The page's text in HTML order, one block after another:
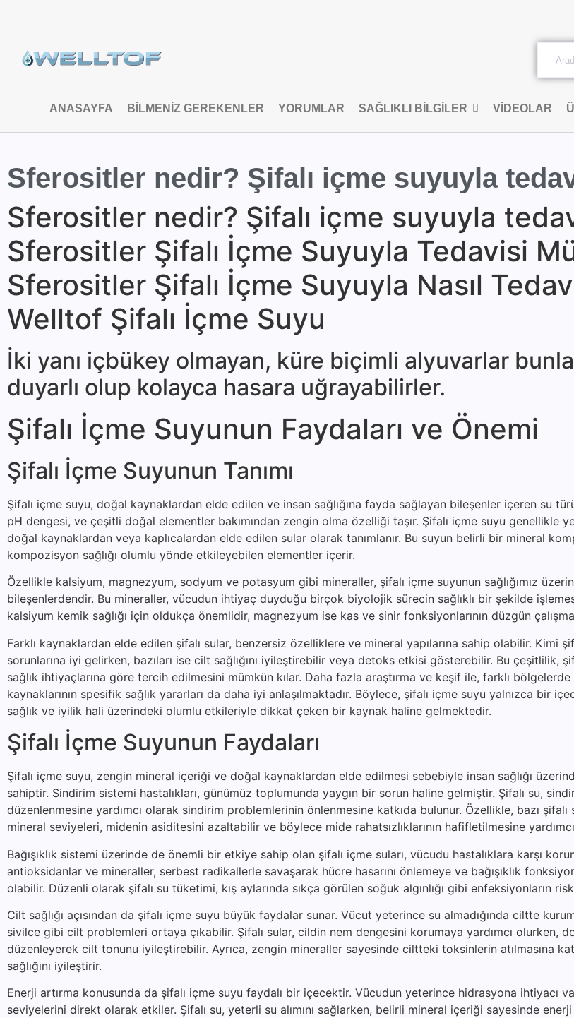
ANASAYFA BILMENIZ GEREKENLER YORUMLAR SAĞLIKLI BILGILER VIDEOLAR
Sferositler nedir? Şifalı içme suyuyla
Sferositler nedir? Şifalı içme suyuyla
Sferositler Şifalı İçme Suyuyla Tedavisi
Sferositler Şifalı İçme Suyuyla Nasıl
Welltof Şifalı İçme Suyu
İki yanı içbükey olmayan, küre biçimli al­yuvarlar
duyarlı olup kolayca ha­sara uğrayabilirler.
Şifalı İçme Suyunun Faydaları ve Önemi
Şifalı İçme Suyunun Tanımı
Şifalı içme suyu, doğal kaynaklardan elde edilen ve insan sağlığına fayda sağlayan bileşenler içeren su
pH dengesi, ve çeşitli doğal elementler bakımından zengin olma özelliği taşır. Şifalı içme suyu genellikle
doğal kaynaklardan veya kaplıcalardan elde edilen sular olarak tanımlanır. Bu suyun belirli bir mineral
kompozisyon sağlığı olumlu yönde etkileyebilen elementler içerir.
Özellikle kalsiyum, magnezyum, sodyum ve potasyum gibi mineraller, şifalı içme suyunun sağlığımız
bileşenlerdendir. Bu mineraller, vücudun ihtiyaç duyduğu birçok biyolojik sürecin sağlıklı bir şekilde
kalsiyum kemik sağlığı için oldukça önemlidir, magnezyum ise kas ve sinir fonksiyonlarının düzgün
Farklı kaynaklardan elde edilen şifalı sular, benzersiz özelliklere ve mineral yapılarına sahip olabilir. Kimi
sorunlarına iyi gelirken, bazıları ise cilt sağlığını iyileştirebilir veya detoks etkisi gösterebilir. Bu çeşitlilik,
sağlık ihtiyaçlarına göre tercih edilmesini mümkün kılar. Daha fazla araştırma ve keşif ile, farklı bölgelerde
kaynaklarının spesifik sağlık yararları da daha iyi anlaşılmaktadır. Böylece, şifalı içme suyu yalnızca bir
sağlık ve iyilik hali üzerindeki olumlu etkileriyle dikkat çeken bir kaynak haline gelmektedir.
Şifalı İçme Suyunun Faydaları
Şifalı içme suyu, zengin mineral içeriği ve doğal kaynaklardan elde edilmesi sebebiyle insan sağlığı
sahiptir. Sindirim sistemi hastalıkları, günümüz toplumunda yaygın bir sorun haline gelmiştir. Şifalı su,
düzenlenmesine yardımcı olarak sindirim problemlerinin önlenmesine katkıda bulunur. Özellikle, bazı şifalı
mineral seviyeleri, midenin asiditesini azaltabilir ve böylece mide rahatsızlıklarının hafifletilmesine
Bağışıklık sistemi üzerinde de önemli bir etkiye sahip olan şifalı içme suları, vücudu hastalıklara karşı
antioksidanlar ve mineraller, serbest radikallerle savaşarak hücre hasarını önlemeye ve bağışıklık
olabilir. Düzenli olarak şifalı su tüketimi, kış aylarında sıkça görülen soğuk algınlığı gibi enfeksiyonların
Cilt sağlığı açısından da şifalı içme suyu büyük faydalar sunar. Vücut yeterince su almadığında ciltte
sivilce gibi cilt problemleri ortaya çıkabilir. Şifalı sular, cildin nem dengesini korumaya yardımcı olurken,
düzenleyerek cilt tonunu iyileştirebilir. Ayrıca, zengin mineraller sayesinde ciltteki toksinlerin atılmasına
sağlığını iyileştirir.
Enerji artırma konusunda da şifalı içme suyu faydalı bir içecektir. Vücudun yeterince hidrasyona ihtiyacı
seviyelerini direkt olarak etkiler. Şifalı su, yeterli su alımını sağlarken, belirli mineral içeriği sayesinde